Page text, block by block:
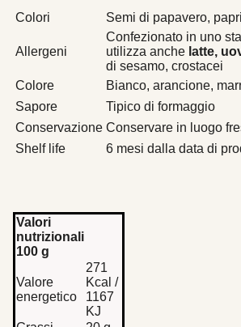
Colori Semi di papavero,
Allergeni
Confezionato in uno
utilizza anche latte,
di sesamo, crostacei
Colore
Bianco, arancione,
Sapore
Tipico di formaggio
Conservazione Conservare in luogo
Shelf life
6 mesi dalla data di
Valori
nutrizionali
100 g
Valore
energetico
271
Kcal /
1167
KJ